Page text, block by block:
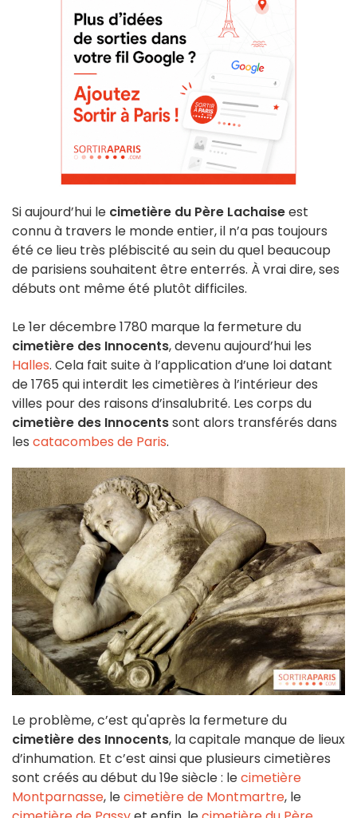
Si aujourd’hui le cimetière du Père Lachaiseest
connu à travers le monde entier, il n’a pas toujours
été ce lieu très plébiscité au sein du quel beaucoup
de parisiens souhaitent être enterrés. À vrai dire, ses
débuts ont même été plutôt difficiles.
Le 1er décembre 1780 marque la fermeture du
cimetière des Innocents, devenu aujourd’hui les
Halles. Cela fait suite à l’application d’une loi datant
de 1765 qui interdit les cimetières à l’intérieur des
villes pour des raisons d’insalubrité. Les corps du
cimetière des Innocentssont alors transférés dans
les catacombes de Paris.
Le problème, c’est qu'après la fermeture du
cimetière des Innocents, la capitale manque de lieux
d’inhumation. Et c’est ainsi que plusieurs cimetières
sont créés au début du 19e siècle : lecimetière
Montparnasse, lecimetière de Montmartre, le